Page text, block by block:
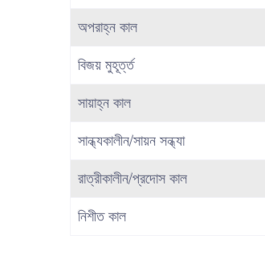
অপরাহ্ন কাল
বিজয় মুহূর্ত্ত
সায়াহ্ন কাল
সান্ধ্যকালীন/সায়ন সন্ধ্যা
রাত্রীকালীন/প্রদোস কাল
নিশীত কাল